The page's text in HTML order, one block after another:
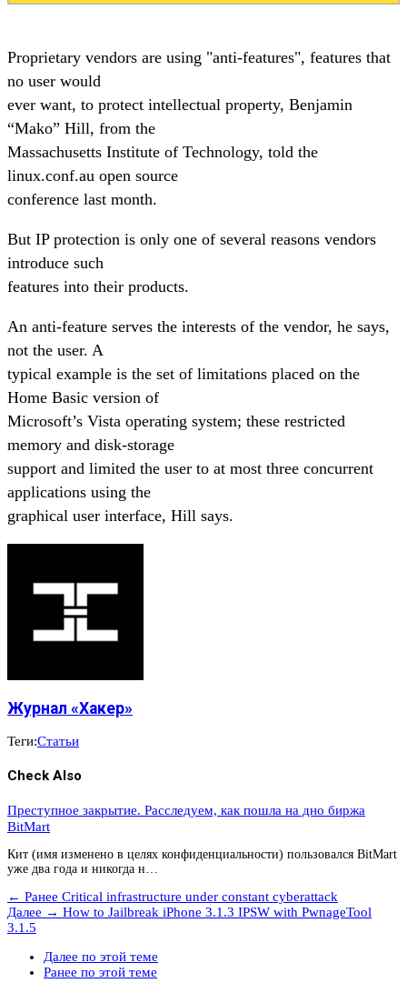
Proprietary vendors are using "anti-features", features that
no user would
ever want, to protect intellectual property, Benjamin
“Mako” Hill, from the
Massachusetts Institute of Technology, told the
linux.conf.au open source
conference last month.
But IP protection is only one of several reasons vendors
introduce such
features into their products.
An anti-feature serves the interests of the vendor, he says,
not the user. A
typical example is the set of limitations placed on the
Home Basic version of
Microsoft’s Vista operating system; these restricted
memory and disk-storage
support and limited the user to at most three concurrent
applications using the
graphical user interface, Hill says.
Журнал «Хакер»
Теги:Статьи
Check Also
Преступное закрытие. Расследуем, как пошла на дно биржа
BitMart
Кит (имя изменено в целях конфиденциальности) пользовался BitMart
уже два года и никогда н…
← Ранее Critical infrastructure under constant cyberattack
Далее → How to Jailbreak iPhone 3.1.3 IPSW with PwnageTool
3.1.5
Далее по этой теме
Ранее по этой теме